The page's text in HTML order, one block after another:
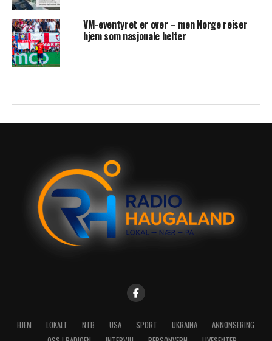
VM-eventyret er over – men Norge reiser
hjem som nasjonale helter
HJEM LOKALT NTB USA SPORT UKRAINA
ANNONSERING